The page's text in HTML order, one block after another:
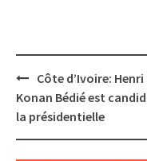
Post
navigation
Côte d’Ivoire: Henri
Konan Bédié est
la présidentielle